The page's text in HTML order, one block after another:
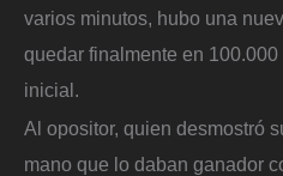
varios minutos, hubo una
quedar finalmente en
inicial.
Al opositor, quien desmostró
mano que lo daban ganador